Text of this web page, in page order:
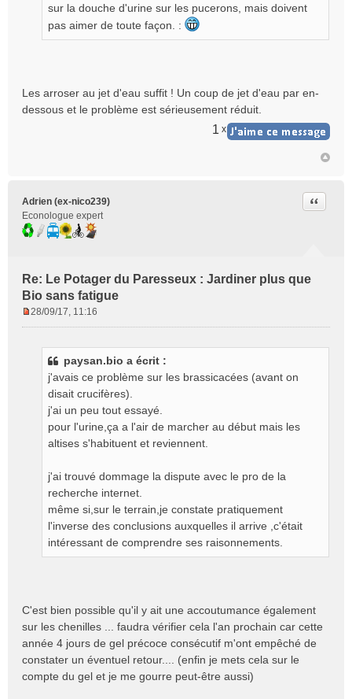
l
u
sur la douche d'urine sur les pucerons, mais doivent
pas aimer de toute façon. :
Les arroser au jet d'eau suffit ! Un coup de jet d'eau par en-
dessous et le problème est sérieusement réduit.
1 x
Adrien (ex-nico239)
Econologue expert
Re: Le Potager du Paresseux : Jardiner plus que
Bio sans fatigue
Citer
28/09/17, 11:16
paysan.bio a écrit :
j'avais ce problème sur les brassicacées (avant on
disait crucifères).
j'ai un peu tout essayé.
pour l'urine,ça a l'air de marcher au début mais les
altises s'habituent et reviennent.
j'ai trouvé dommage la dispute avec le pro de la
recherche internet.
même si,sur le terrain,je constate pratiquement
l'inverse des conclusions auxquelles il arrive ,c'était
intéressant de comprendre ses raisonnements.
C'est bien possible qu'il y ait une accoutumance également
sur les chenilles ... faudra vérifier cela l'an prochain car cette
année 4 jours de gel précoce consécutif m'ont empêché de
constater un éventuel retour.... (enfin je mets cela sur le
compte du gel et je me gourre peut-être aussi)